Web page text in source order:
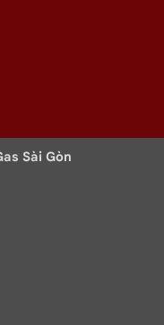
Sài Gòn